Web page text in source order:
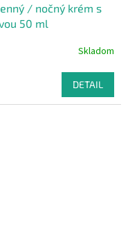
/ nočný krém s
50 ml
Skladom
DETAIL